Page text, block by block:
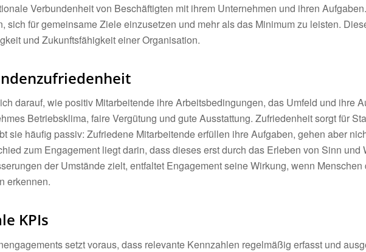
Verbundenheit von Beschäftigten mit ihrem Unternehmen und ihren
sich für gemeinsame Ziele einzusetzen und mehr als das Minimum zu leisten.
und Zukunftsfähigkeit einer Organisation.
darauf, wie positiv Mitarbeitende ihre Arbeitsbedingungen, das Umfeld und ihre
Betriebsklima, faire Vergütung und gute Ausstattung. Zufriedenheit sorgt für
sie häufig passiv: Zufriedene Mitarbeitende erfüllen ihre Aufgaben, gehen aber
zum Engagement liegt darin, dass dieses erst durch das Erleben von Sinn und
der Umstände zielt, entfaltet Engagement seine Wirkung, wenn
erkennen.
KPIs
setzt voraus, dass relevante Kennzahlen regelmäßig erfasst und